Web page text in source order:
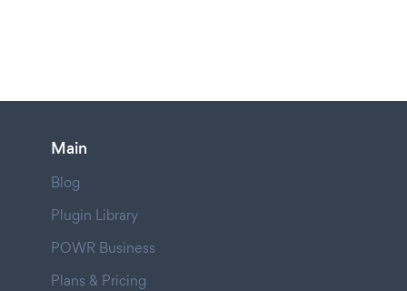
Main
Blog
Plugin Library
POWR Business
Plans & Pricing